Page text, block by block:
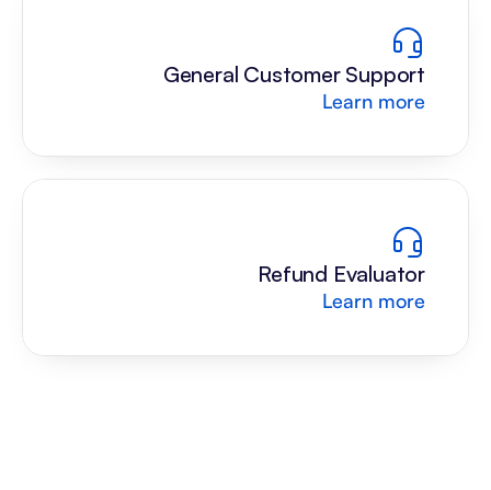
General Customer Support
Learn more
Refund Evaluator
Learn more